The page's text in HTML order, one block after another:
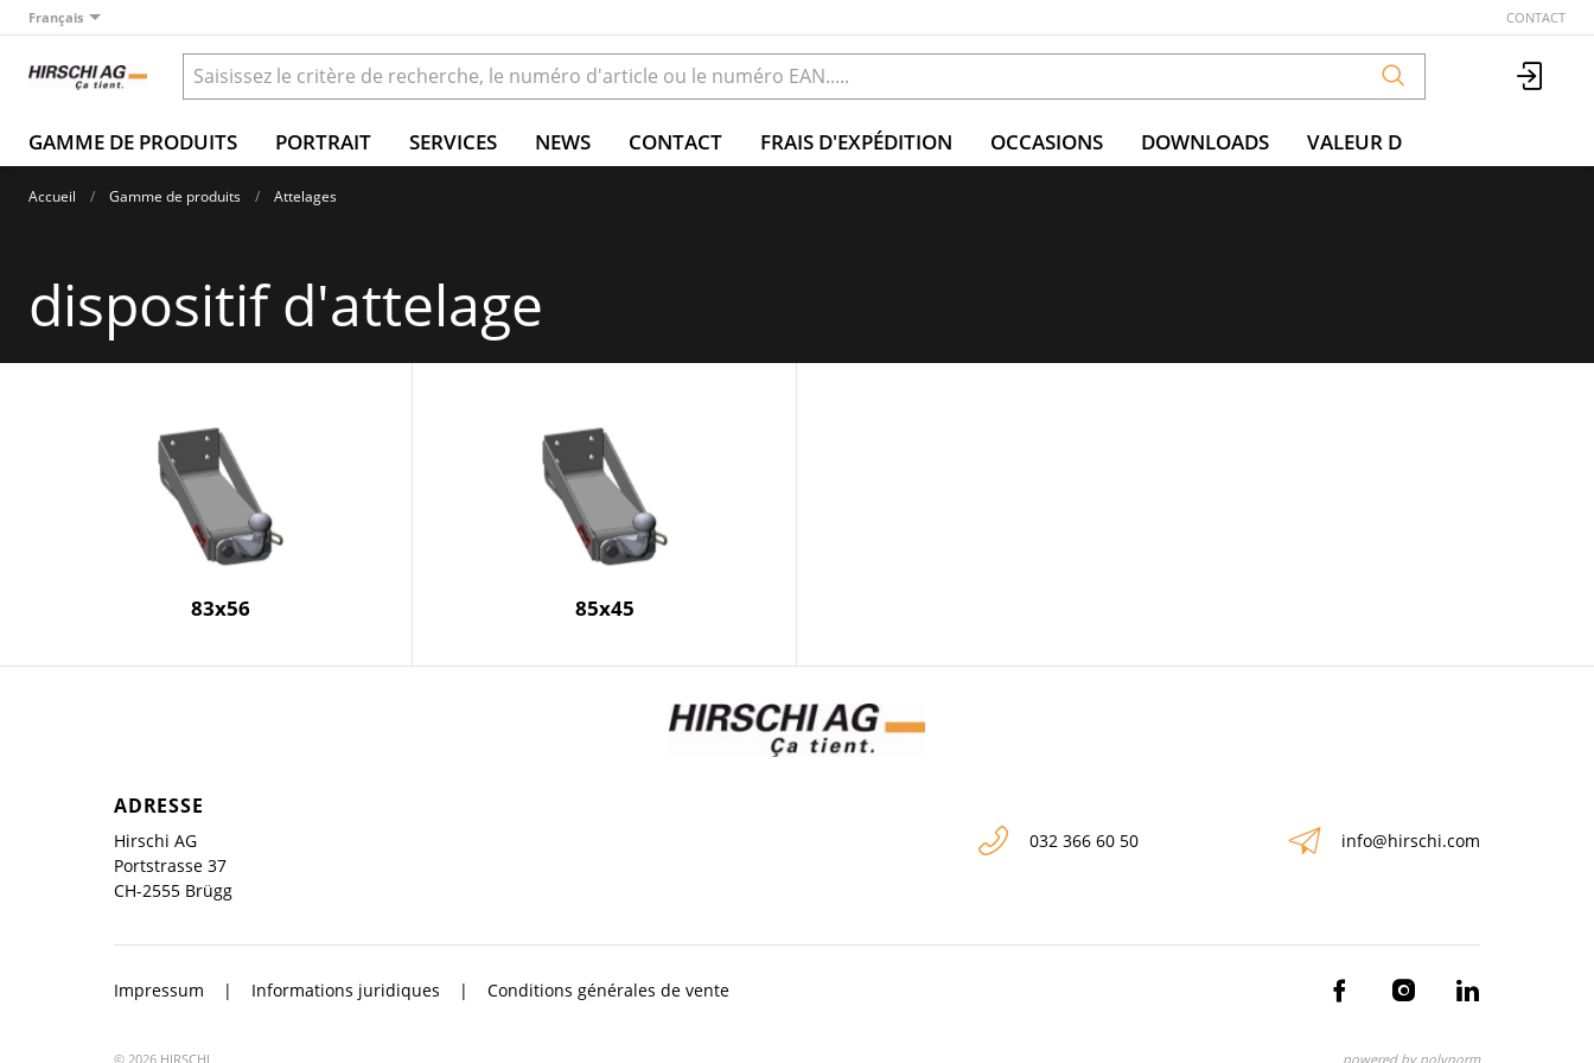
Français CONTACT
GAMME DE PRODUITS PORTRAIT SERVICES NEWS CONTACT FRAIS D'EXPÉDITION OCCASIONS DOWNLOADS VALEUR D
Accueil Gamme de produits Attelages
dispositif d'attelage
83x56 85x45
ADRESSE
Hirschi AG
Portstrasse 37
CH-2555 Brügg
032 366 60 50 info@hirschi.com
Impressum Informations juridiques Conditions générales de vente
© 2026 HIRSCHI powered by polynorm